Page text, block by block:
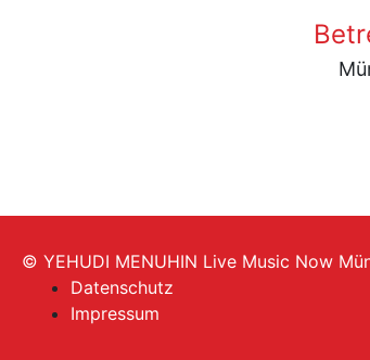
© YEHUDI MENUHIN Live Music Now
Datenschutz
Impressum